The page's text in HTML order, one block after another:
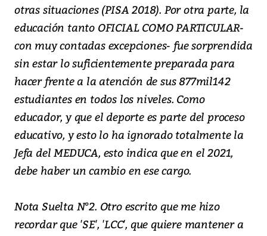
otras situaciones (PISA 2018). Por otra parte, la
educación tanto OFICIAL COMO PARTICULAR-
con muy contadas excepciones- fue sorprendida
sin estar lo suficientemente preparada para
hacer frente a la atención de sus 877mil142
estudiantes en todos los niveles. Como
educador, y que el deporte es parte del proceso
educativo, y esto lo ha ignorado totalmente la
Jefa del MEDUCA, esto indica que en el 2021,
debe haber un cambio en ese cargo.
Nota Suelta N°2. Otro escrito que me hizo
recordar que 'SE', 'LCC', que quiere mantener a